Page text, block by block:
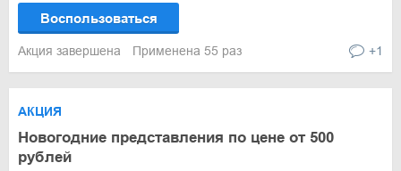
Воспользоваться
Акция завершена Применена 55 раз +1
АКЦИЯ
Новогодние представления по цене от 500
рублей